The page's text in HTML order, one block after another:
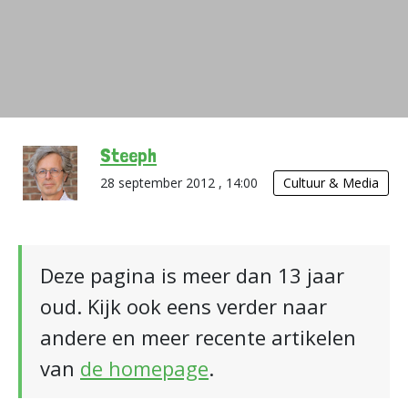
Steeph
28 september 2012 , 14:00 Cultuur & Media
Deze pagina is meer dan 13 jaar
oud. Kijk ook eens verder naar
andere en meer recente artikelen
van de homepage.